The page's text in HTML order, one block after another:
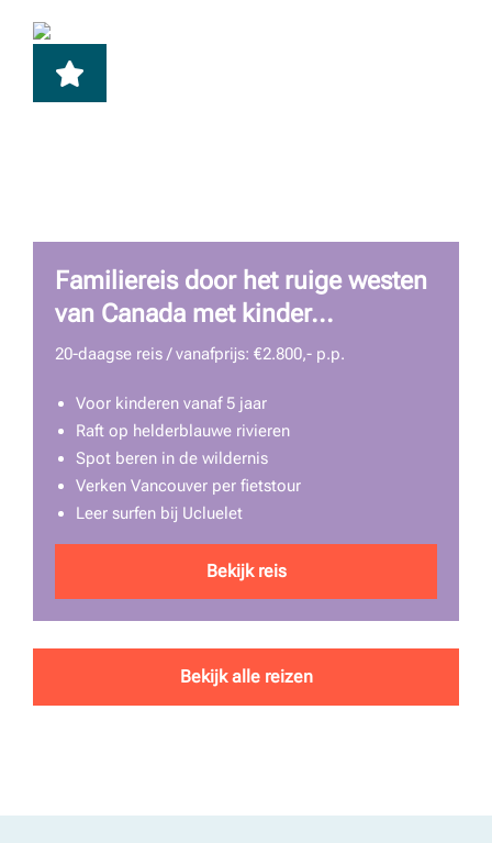
Familiereis door het ruige westen
van Canada met kinder...
20-daagse reis / vanafprijs: €2.800,- p.p.
Voor kinderen vanaf 5 jaar
Raft op helderblauwe rivieren
Spot beren in de wildernis
Verken Vancouver per fietstour
Leer surfen bij Ucluelet
Bekijk reis
Bekijk alle reizen